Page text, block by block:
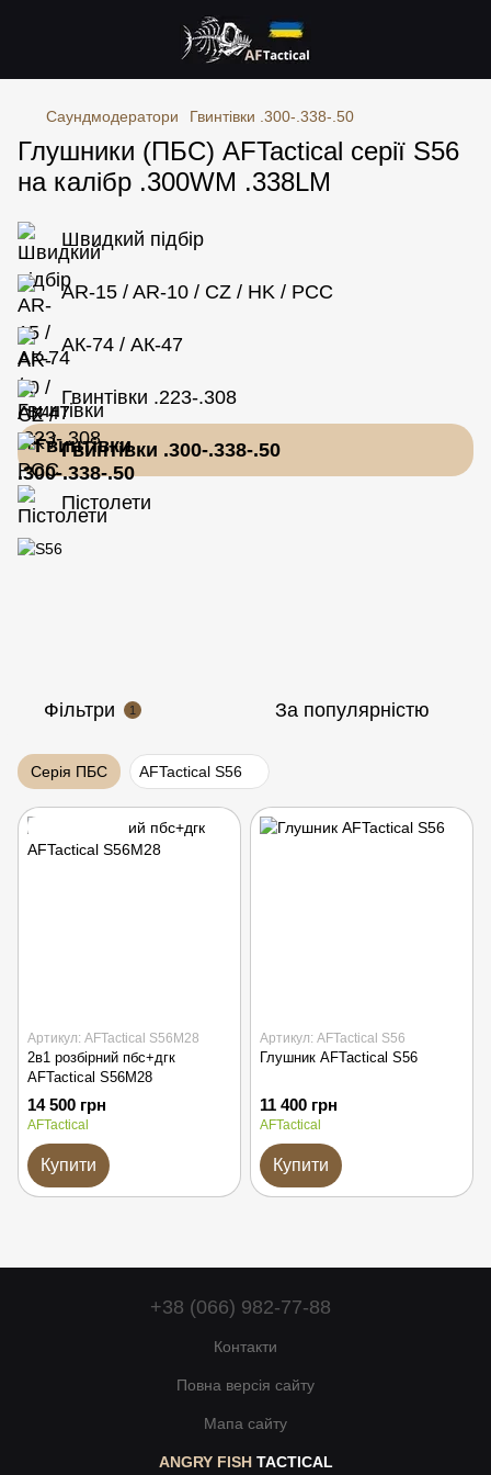
Саундмодератори Гвинтівки .300-.338-.50
Глушники (ПБС) AFTactical серії S56
на калібр .300WM .338LM
Швидкий підбір
AR-15 / AR-10 / CZ / HK / PCC
АК-74 / АК-47
Гвинтівки .223-.308
Гвинтівки .300-.338-.50
Пістолети
Фільтри 1 За популярністю
Серія ПБС AFTactical S56
Артикул: AFTactical S56M28
2в1 розбірний пбс+дгк
AFTactical S56M28
14 500 грн
AFTactical
Купити
Артикул: AFTactical S56
Глушник AFTactical S56
11 400 грн
AFTactical
Купити
+38 (066) 982-77-88
Контакти
Повна версія сайту
Мапа сайту
ANGRY FISH TACTICAL